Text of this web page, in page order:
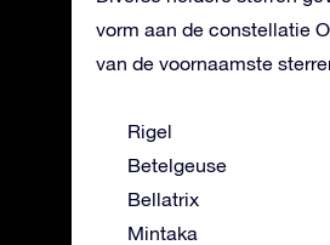
vorm aan de constellatie
van de voornaamste
Rigel
Betelgeuse
Bellatrix
Mintaka